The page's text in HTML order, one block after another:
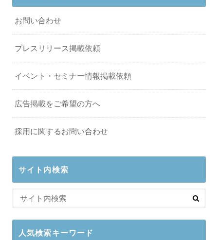
お問い合わせ
プレスリリース掲載依頼
イベント・セミナー情報掲載依頼
広告掲載をご希望の方へ
採用に関するお問い合わせ
サイト内検索
人気検索キーワード